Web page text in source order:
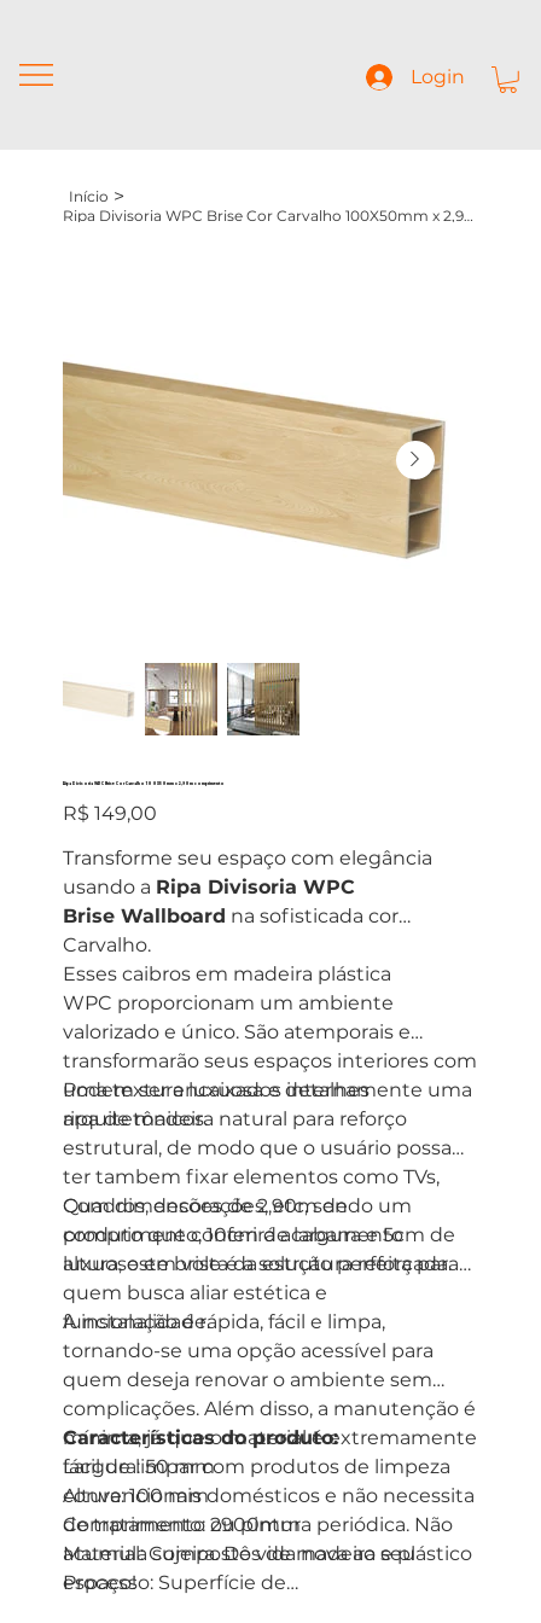
Login
Início >
Ripa Divisoria WPC Brise Cor Carvalho 100X50mm x 2,90m comprimento
Ripa Divisoria WPC Brise Cor Carvalho 100X50mm x 2,90m comprimento
Preço
R$ 149,00
Transforme seu espaço com elegância
usando a Ripa Divisoria WPC
Brise Wallboard na sofisticada cor
Carvalho.
Esses caibros em madeira plástica
WPC proporcionam um ambiente
valorizado e único. São atemporais e
transformarão seus espaços interiores com
uma textura luxuosa e detalhes
arquitetônicos.
Podem ser encaixados internamente uma
ripa de madeira natural para reforço
estrutural, de modo que o usuário possa
ter tambem fixar elementos como TVs,
Quadros, decorações, etc, sendo um
produto que conferirá acabamento
luxuoso em volta da estrutura reforçada.
Com dimensões de 2,90m de
comprimento, 10cm de largura e 5cm de
altura, este brise é a solução perfeita para
quem busca aliar estética e
funcionalidade.
A instalação é rápida, fácil e limpa,
tornando-se uma opção acessível para
quem deseja renovar o ambiente sem
complicações. Além disso, a manutenção é
mínima, já que o material é extremamente
fácil de limpar com produtos de limpeza
convencionais domésticos e não necessita
de tratamento ou pintura periódica. Não
acumula sujeira. Dê vida nova ao seu
espaço!
Características do produto:
Largura: 50 mm
Altura: 100 mm
Comprimento: 2900mm
Material: Compostos de madeira e plástico
Processo: Superfície de